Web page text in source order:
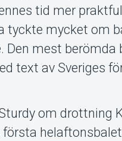
tid mer
tyckte mycket om
Den mest
text av Sveriges
om drottning
första